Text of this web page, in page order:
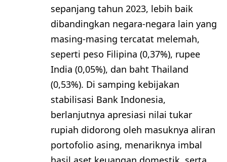
sepanjang tahun 2023, lebih baik
dibandingkan negara-negara lain yang
masing-masing tercatat melemah,
seperti peso Filipina (0,37%), rupee
India (0,05%), dan baht Thailand
(0,53%). Di samping kebijakan
stabilisasi Bank Indonesia,
berlanjutnya apresiasi nilai tukar
rupiah didorong oleh masuknya aliran
portofolio asing, menariknya imbal